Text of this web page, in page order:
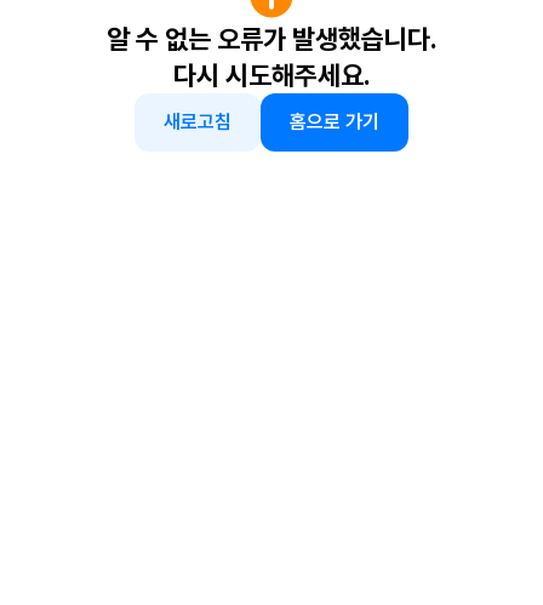
알 수 없는 오류가 발생했습니다.
다시 시도해주세요.
새로고침 홈으로 가기